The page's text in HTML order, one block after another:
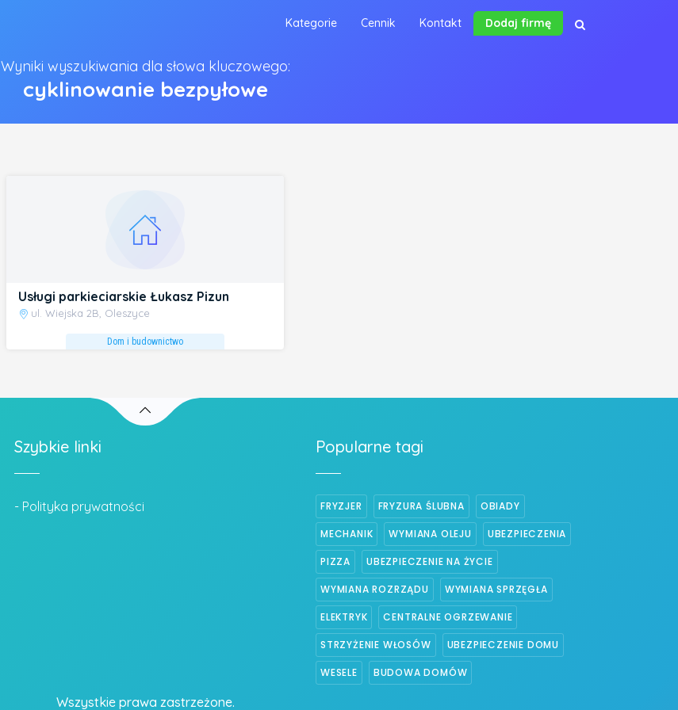
Kategorie Cennik Kontakt Dodaj firmę
Wyniki wyszukiwania dla słowa kluczowego:
cyklinowanie bezpyłowe
Usługi parkieciarskie Łukasz Pizun
ul. Wiejska 2B, Oleszyce
Dom i budownictwo
Szybkie linki
- Polityka prywatności
Popularne tagi
FRYZJER FRYZURA ŚLUBNA OBIADY
MECHANIK WYMIANA OLEJU UBEZPIECZENIA
PIZZA UBEZPIECZENIE NA ŻYCIE
WYMIANA ROZRZĄDU WYMIANA SPRZĘGŁA
ELEKTRYK CENTRALNE OGRZEWANIE
STRZYŻENIE WŁOSÓW UBEZPIECZENIE DOMU
WESELE BUDOWA DOMÓW
Wszystkie prawa zastrzeżone.